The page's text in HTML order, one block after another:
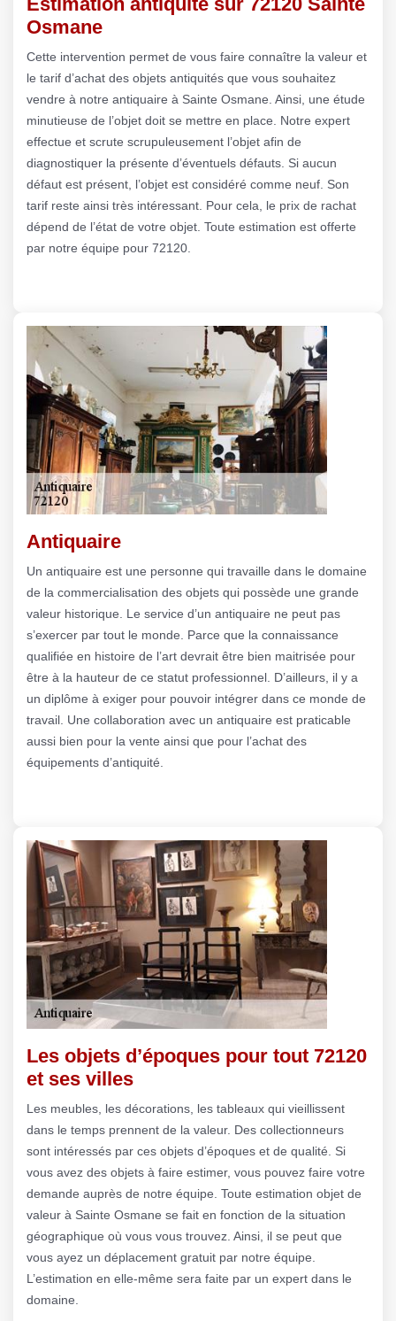
Osmane
Cette intervention permet de vous faire connaître la valeur et
le tarif d’achat des objets antiquités que vous souhaitez
vendre à notre antiquaire à Sainte Osmane. Ainsi, une étude
minutieuse de l’objet doit se mettre en place. Notre expert
effectue et scrute scrupuleusement l’objet afin de
diagnostiquer la présente d’éventuels défauts. Si aucun
défaut est présent, l’objet est considéré comme neuf. Son
tarif reste ainsi très intéressant. Pour cela, le prix de rachat
dépend de l’état de votre objet. Toute estimation est offerte
par notre équipe pour 72120.
Antiquaire
Un antiquaire est une personne qui travaille dans le domaine
de la commercialisation des objets qui possède une grande
valeur historique. Le service d’un antiquaire ne peut pas
s’exercer par tout le monde. Parce que la connaissance
qualifiée en histoire de l’art devrait être bien maitrisée pour
être à la hauteur de ce statut professionnel. D’ailleurs, il y a
un diplôme à exiger pour pouvoir intégrer dans ce monde de
travail. Une collaboration avec un antiquaire est praticable
aussi bien pour la vente ainsi que pour l’achat des
équipements d’antiquité.
Les objets d’époques pour tout 72120
et ses villes
Les meubles, les décorations, les tableaux qui vieillissent
dans le temps prennent de la valeur. Des collectionneurs
sont intéressés par ces objets d’époques et de qualité. Si
vous avez des objets à faire estimer, vous pouvez faire votre
demande auprès de notre équipe. Toute estimation objet de
valeur à Sainte Osmane se fait en fonction de la situation
géographique où vous vous trouvez. Ainsi, il se peut que
vous ayez un déplacement gratuit par notre équipe.
L’estimation en elle-même sera faite par un expert dans le
domaine.